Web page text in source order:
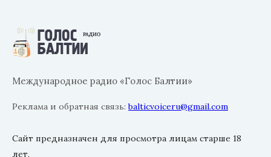
Международное радио «Голос Балтии»
Реклама и обратная связь:balticvoiceru@gmail.com
Сайт предназначен для просмотра лицам старше 18
лет.